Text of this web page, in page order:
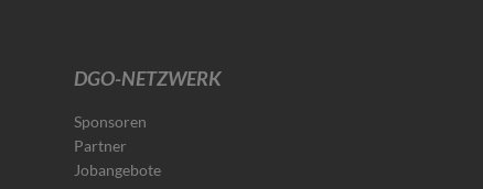
DGO-NETZWERK
Sponsoren
Partner
Jobangebote